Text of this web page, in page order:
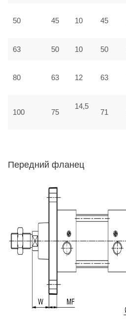
50 45 10 45
63 50 10 50
80 63 12 63
100 75
14,5
71
Передний фланец